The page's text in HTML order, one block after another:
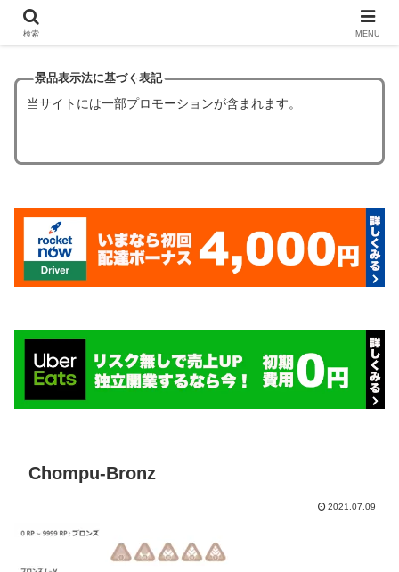
景品表示法に基づく表記
当サイトには一部プロモーションが含まれます。
Chompu-Bronz
2021.07.09
検索 MENU